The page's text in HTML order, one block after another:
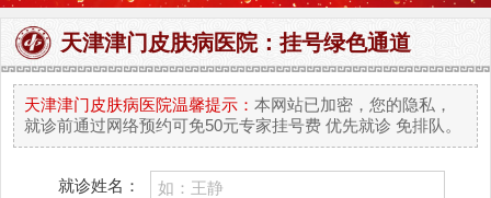
天津津门皮肤病医院：挂号绿色通道
天津津门皮肤病医院温馨提示：本网站已加密，您的隐私，
就诊前通过网络预约可免50元专家挂号费 优先就诊 免排队。
就诊姓名：